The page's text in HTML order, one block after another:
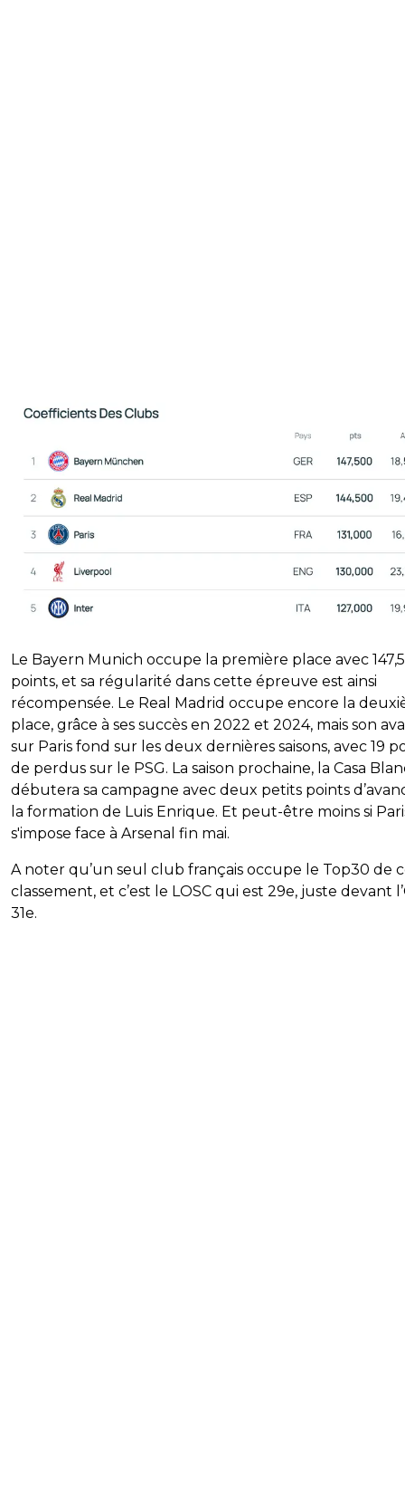
Le Bayern Munich occupe la première place avec 147,5
points, et sa régularité dans cette épreuve est ainsi
récompensée. Le Real Madrid occupe encore la
place, grâce à ses succès en 2022 et 2024, mais son
sur Paris fond sur les deux dernières saisons, avec 19
de perdus sur le PSG. La saison prochaine, la Casa
débutera sa campagne avec deux petits points
la formation de Luis Enrique. Et peut-être moins si
s'impose face à Arsenal fin mai.
A noter qu’un seul club français occupe le Top30 de
classement, et c’est le LOSC qui est 29e, juste devant
31e.